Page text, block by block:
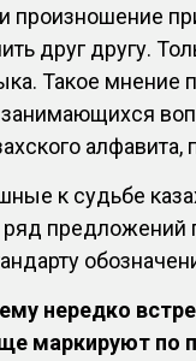
произношение
друг другу.
Такое мнение
к судьбе
предложений
нередко
маркируют по